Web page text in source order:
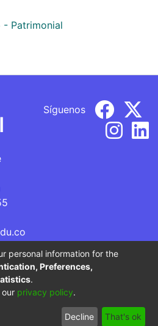
- Patrimonial
Síguenos
una Institución de Educación
sujeta a inspección y vigilancia
de Educación Nacional.
End User
Send
personal information for the
Preferences,
.
our privacy policy.
Decline That's ok